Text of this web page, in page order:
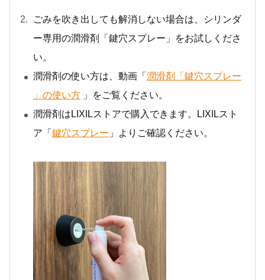
ごみを吹き出しても解消しない場合は、シリンダ
ー専用の潤滑剤「鍵穴スプレー」をお試しくださ
い。
潤滑剤の使い方は、動画「 潤滑剤「鍵穴スプレー
」の使い方 」をご覧ください。
潤滑剤はLIXILストアで購入できます。LIXILスト
ア「 鍵穴スプレー 」よりご確認ください。